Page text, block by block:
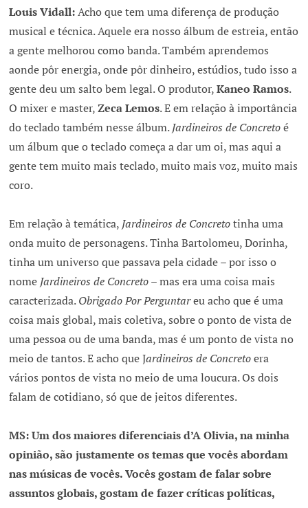
Louis Vidall:Acho que tem uma diferença de produção
musical e técnica. Aquele era nosso álbum de estreia, então
a gente melhorou como banda. Também aprendemos
aonde pôr energia, onde pôr dinheiro, estúdios, tudo isso a
gente deu um salto bem legal. O produtor,Kaneo Ramos.
O mixer e master,Zeca Lemos. E em relação à importância
do teclado também nesse álbum.Jardineiros de Concretoé
um álbum que o teclado começa a dar um oi, mas aqui a
gente tem muito mais teclado, muito mais voz, muito mais
coro.
Em relação à temática, Jardineiros de Concretotinha uma
onda muito de personagens. Tinha Bartolomeu, Dorinha,
tinha um universo que passava pela cidade – por isso o
nome Jardineiros de Concreto– mas era uma coisa mais
caracterizada.Obrigado Por Perguntareu acho que é uma
coisa mais global, mais coletiva, sobre o ponto de vista de
uma pessoa ou de uma banda, mas é um ponto de vista no
meio de tantos. E acho que Jardineiros de Concretoera
vários pontos de vista no meio de uma loucura. Os dois
falam de cotidiano, só que de jeitos diferentes.
MS: Um dos maiores diferenciais d’A Olivia, na minha
opinião, são justamente os temas que vocês abordam
nas músicas de vocês. Vocês gostam de falar sobre
assuntos globais, gostam de fazer críticas políticas,